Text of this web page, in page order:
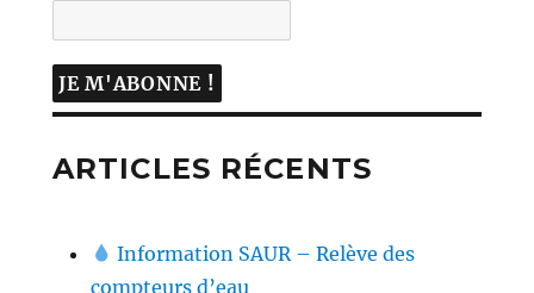
ARTICLES RÉCENTS
Information SAUR – Relève des
compteurs d’eau